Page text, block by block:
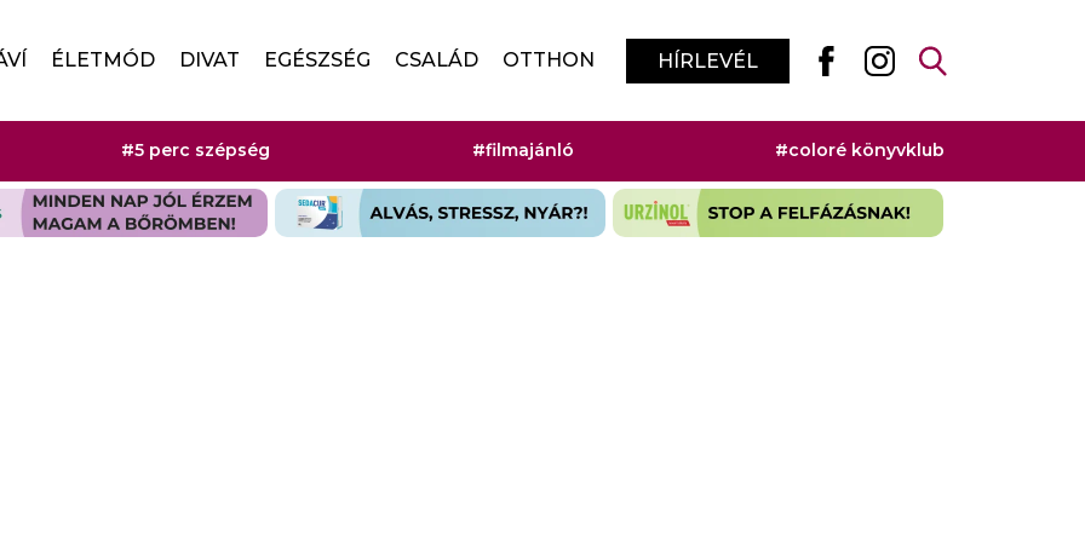
ÉLETMÓD DIVAT EGÉSZSÉG CSALÁD OTTHON HÍRLEVÉL
#5 perc szépség #filmajánló #coloré könyvklub